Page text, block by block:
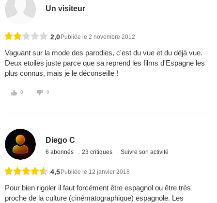
Un visiteur
2,0 Publiée le 2 novembre 2012
Vaguant sur la mode des parodies, c'est du vue et du déjà vue.
Deux etoiles juste parce que sa reprend les films d'Espagne les
plus connus, mais je le déconseille !
0 0
Diego C
6 abonnés 23 critiques Suivre son activité
4,5 Publiée le 12 janvier 2018
Pour bien rigoler il faut forcément être espagnol ou être très
proche de la culture (cinématographique) espagnole. Les